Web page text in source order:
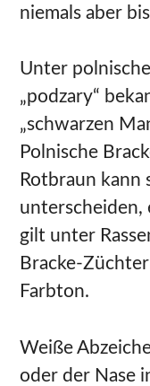
niemals aber
Unter
„podzary“
„schwarzen
Polnische
Rotbraun kann
unterscheiden,
gilt unter
Bracke-
Farbton.
Weiße
oder der Nase